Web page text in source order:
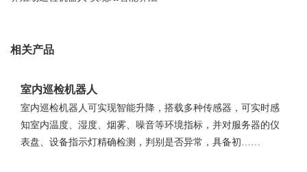
相关产品
室内巡检机器人
室内巡检机器人可实现智能升降，搭载多种传感器，可实时感
知室内温度、湿度、烟雾、噪音等环境指标，并对服务器的仪
表盘、设备指示灯精确检测，判别是否异常，具备初……